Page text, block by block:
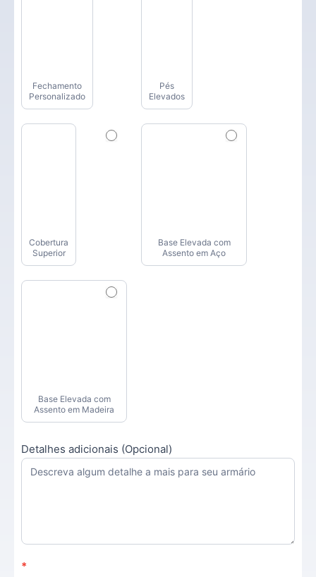
Fechamento
Personalizado
Pés
Elevados
Cobertura
Superior
Base Elevada com
Assento em Aço
Base Elevada com
Assento em Madeira
Detalhes adicionais (Opcional)
*